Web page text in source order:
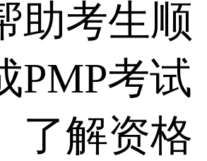
助考生顺
PMP考试
了解资格